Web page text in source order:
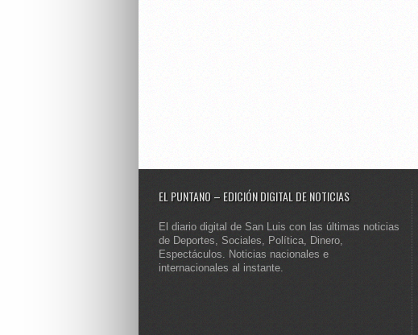
EL PUNTANO – EDICIÓN DIGITAL DE NOTICIAS
El diario digital de San Luis con las últimas noticias
de Deportes, Sociales, Política, Dinero,
Espectáculos. Noticias nacionales e
internacionales al instante.